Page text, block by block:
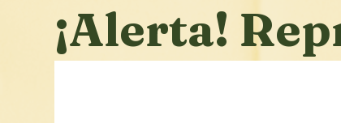
¡Alerta!